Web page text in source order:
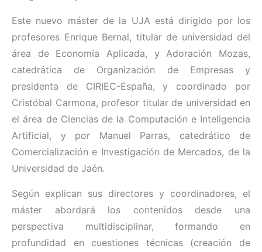
Este nuevo máster de la UJA está dirigido por los
profesores Enrique Bernal, titular de universidad del
área de Economía Aplicada, y Adoración Mozas,
catedrática de Organización de Empresas y
presidenta de CIRIEC-España, y coordinado por
Cristóbal Carmona, profesor titular de universidad en
el área de Ciencias de la Computación e Inteligencia
Artificial, y por Manuel Parras, catedrático de
Comercialización e Investigación de Mercados, de la
Universidad de Jaén.
Según explican sus directores y coordinadores, el
máster abordará los contenidos desde una
perspectiva multidisciplinar, formando en
profundidad en cuestiones técnicas (creación de